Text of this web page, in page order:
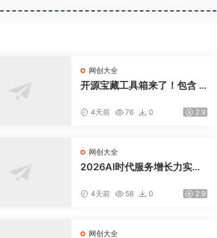
网创大全
开源宝藏工具箱来了！包含 P
0+ 工具，完全离线免费使用
4天前 76 0 2.9
网创大全
2026AI时代服务增长力实战
法教学，破解门店客源流失低
4天前 58 0 2.9
网创大全